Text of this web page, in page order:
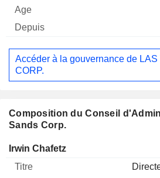
Accéder à la gouvernance de
CORP.
Composition du Conseil
Sands Corp.
Administrateur
Irwin Chafetz